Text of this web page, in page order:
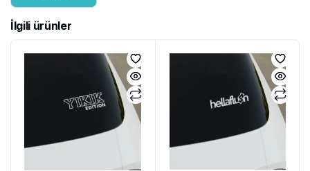
İlgili ürünler